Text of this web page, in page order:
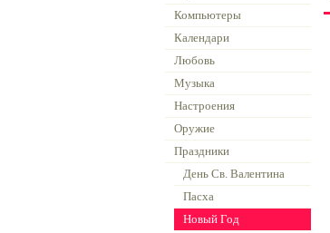
Компьютеры
Календари
Любовь
Музыка
Настроения
Оружие
Праздники
День Св. Валентина
Пасха
Новый Год